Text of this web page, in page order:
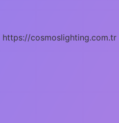
https://cosmoslighting.com.tr